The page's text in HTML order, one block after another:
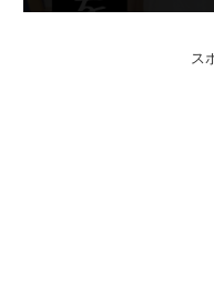
ス